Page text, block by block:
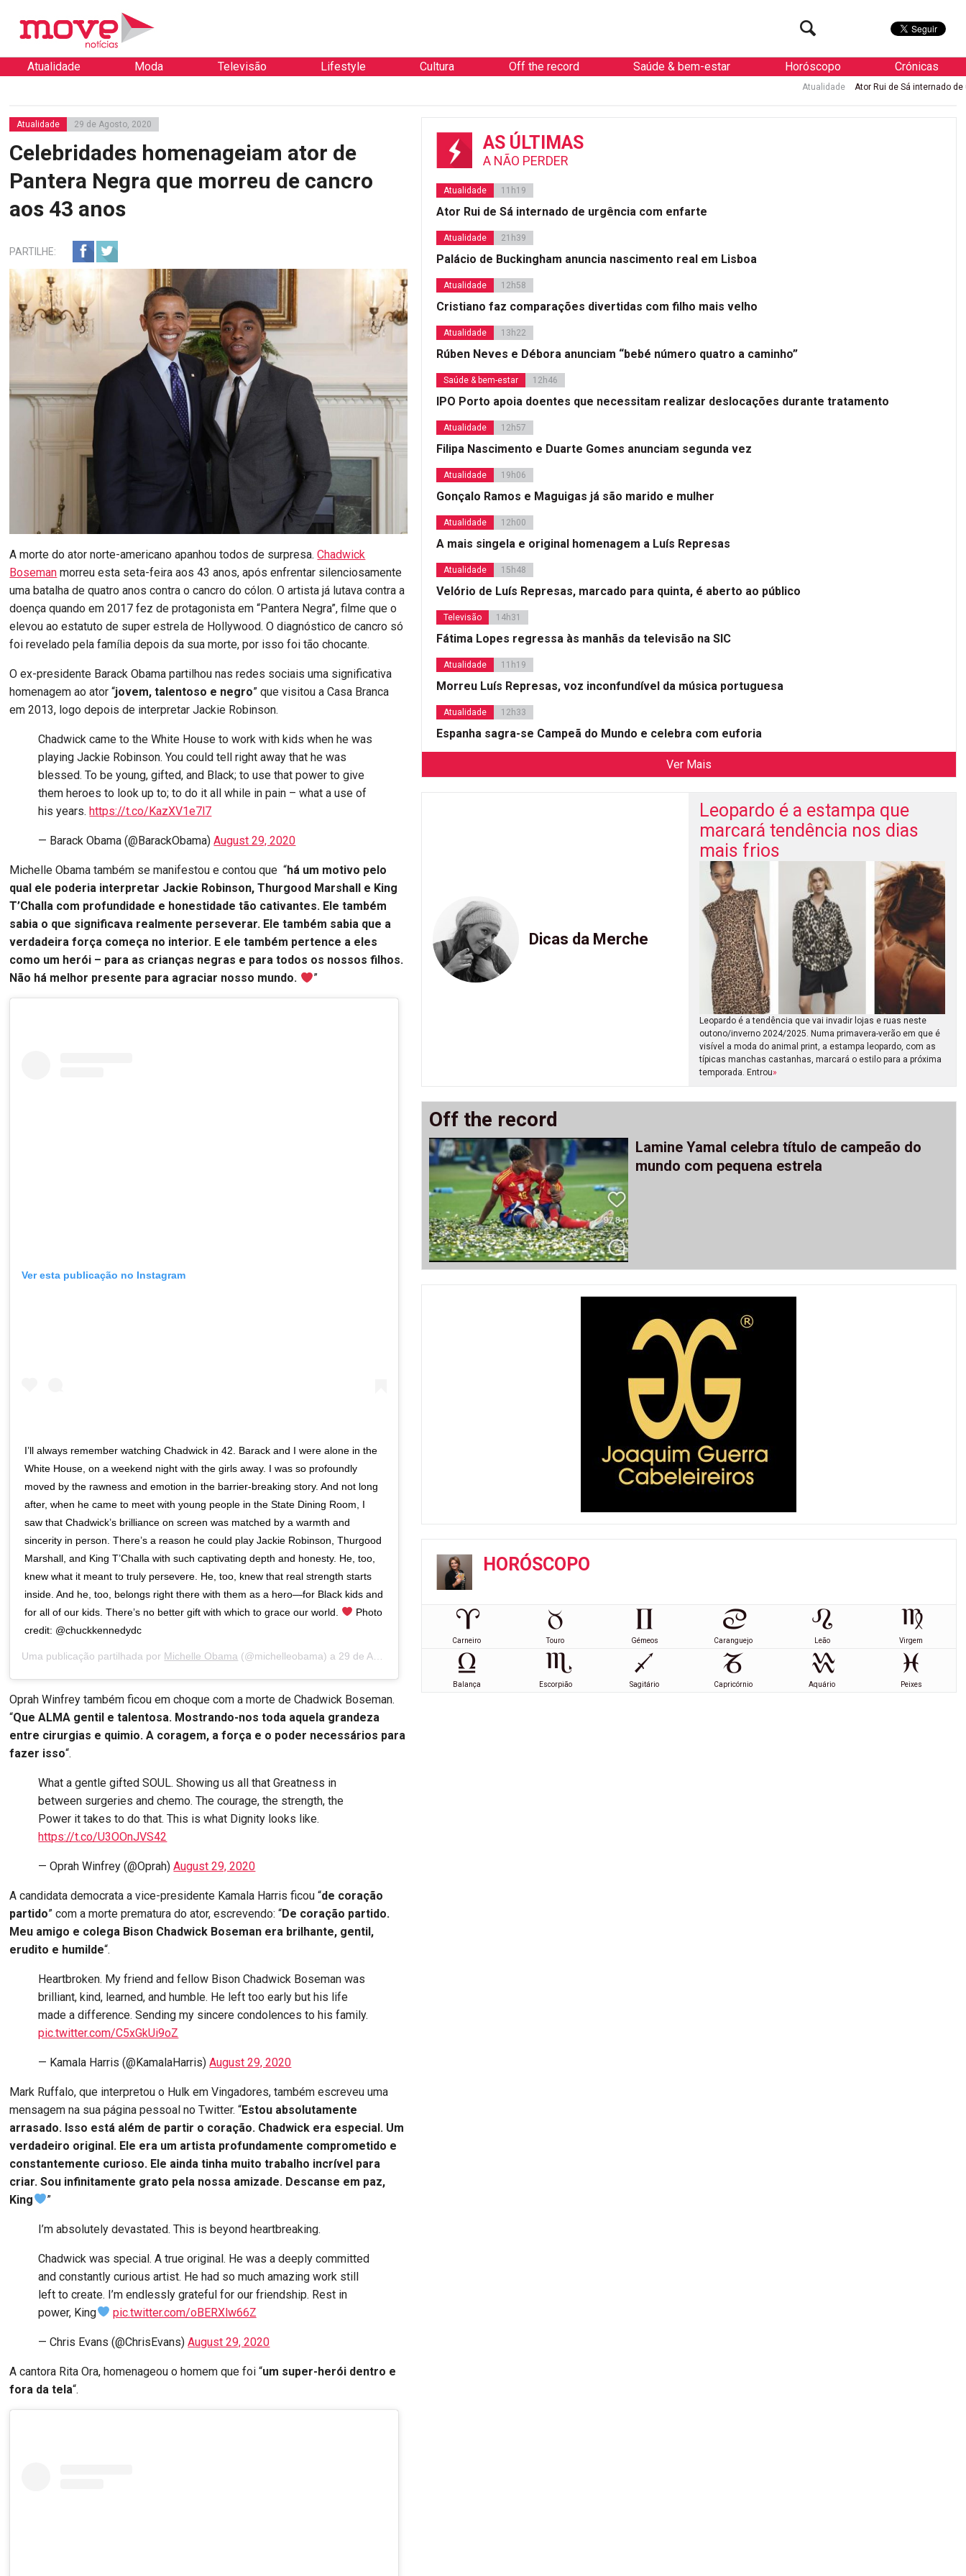
Atualidade Moda Televisão Lifestyle Cultura Off the record Saúde & bem-estar Horóscopo Crónicas
Ator Rui de Sá internado de urgência
Atualidade 29 de Agosto, 2020
Celebridades homenageiam ator de
Pantera Negra que morreu de cancro
aos 43 anos
PARTILHE:
A morte do ator norte-americano apanhou todos de surpresa.Chadwick
Boseman morreu esta seta-feira aos 43 anos, após enfrentar silenciosamente
uma batalha de quatro anos contra o cancro do cólon. O artista já lutava contra a
doença quando em 2017 fez de protagonista em “Pantera Negra”, filme que o
elevou ao estatuto de super estrela de Hollywood. O diagnóstico de cancro só
foi revelado pela família depois da sua morte, por isso foi tão chocante.
O ex-presidente Barack Obama partilhou nas redes sociais uma significativa
homenagem ao ator “jovem, talentoso e negro” que visitou a Casa Branca
em 2013, logo depois de interpretar Jackie Robinson.
Chadwick came to the White House to work with kids when he was
playing Jackie Robinson. You could tell right away that he was
blessed. To be young, gifted, and Black; to use that power to give
them heroes to look up to; to do it all while in pain – what a use of
his years.https://t.co/KazXV1e7l7
— Barack Obama (@BarackObama)August 29, 2020
Michelle Obama também se manifestou e contou que “há um motivo pelo
qual ele poderia interpretar Jackie Robinson, Thurgood Marshall e King
T’Challa com profundidade e honestidade tão cativantes. Ele também
sabia o que significava realmente perseverar. Ele também sabia que a
verdadeira força começa no interior. E ele também pertence a eles
como um herói – para as crianças negras e para todos os nossos filhos.
Não há melhor presente para agraciar nosso mundo.
”
Ver esta publicação no Instagram
I’ll always remember watching Chadwick in 42. Barack and I were alone in the
White House, on a weekend night with the girls away. I was so profoundly
moved by the rawness and emotion in the barrier-breaking story. And not long
after, when he came to meet with young people in the State Dining Room, I
saw that Chadwick’s brilliance on screen was matched by a warmth and
sincerity in person. There’s a reason he could play Jackie Robinson, Thurgood
Marshall, and King T’Challa with such captivating depth and honesty. He, too,
knew what it meant to truly persevere. He, too, knew that real strength starts
inside. And he, too, belongs right there with them as a hero—for Black kids and
for all of our kids. There’s no better gift with which to grace our world.
Photo
credit: @chuckkennedydc
Uma publicação partilhada por Michelle Obama (@michelleobama) a 29 de Ago, 2020 às 11:29 PDT
Oprah Winfrey também ficou em choque com a morte de Chadwick Boseman.
“Que ALMA gentil e talentosa. Mostrando-nos toda aquela grandeza
entre cirurgias e quimio. A coragem, a força e o poder necessários para
fazer isso“.
What a gentle gifted SOUL. Showing us all that Greatness in
between surgeries and chemo. The courage, the strength, the
Power it takes to do that. This is what Dignity looks like.
https://t.co/U3OOnJVS42
— Oprah Winfrey (@Oprah)August 29, 2020
A candidata democrata a vice-presidente Kamala Harris ficou “de coração
partido” com a morte prematura do ator, escrevendo: “De coração partido.
Meu amigo e colega Bison Chadwick Boseman era brilhante, gentil,
erudito e humilde“.
Heartbroken. My friend and fellow Bison Chadwick Boseman was
brilliant, kind, learned, and humble. He left too early but his life
made a difference. Sending my sincere condolences to his family.
pic.twitter.com/C5xGkUi9oZ
— Kamala Harris (@KamalaHarris)August 29, 2020
Mark Ruffalo, que interpretou o Hulk em Vingadores, também escreveu uma
mensagem na sua página pessoal no Twitter. “Estou absolutamente
arrasado. Isso está além de partir o coração. Chadwick era especial. Um
verdadeiro original. Ele era um artista profundamente comprometido e
constantemente curioso. Ele ainda tinha muito trabalho incrível para
criar. Sou infinitamente grato pela nossa amizade. Descanse em paz,
King
”
I’m absolutely devastated. This is beyond heartbreaking.
Chadwick was special. A true original. He was a deeply committed
and constantly curious artist. He had so much amazing work still
left to create. I’m endlessly grateful for our friendship. Rest in
power, King
pic.twitter.com/oBERXlw66Z
— Chris Evans (@ChrisEvans)August 29, 2020
A cantora Rita Ora, homenageou o homem que foi “um super-herói dentro e
fora da tela“.
AS ÚLTIMAS
A NÃO PERDER
Atualidade 11h19
Ator Rui de Sá internado de urgência com enfarte
Atualidade 21h39
Palácio de Buckingham anuncia nascimento real em Lisboa
Atualidade 12h58
Cristiano faz comparações divertidas com filho mais velho
Atualidade 13h22
Rúben Neves e Débora anunciam “bebé número quatro a caminho”
Saúde & bem-estar 12h46
IPO Porto apoia doentes que necessitam realizar deslocações durante tratamento
Atualidade 12h57
Filipa Nascimento e Duarte Gomes anunciam segunda vez
Atualidade 19h06
Gonçalo Ramos e Maguigas já são marido e mulher
Atualidade 12h00
A mais singela e original homenagem a Luís Represas
Atualidade 15h48
Velório de Luís Represas, marcado para quinta, é aberto ao público
Televisão 14h31
Fátima Lopes regressa às manhãs da televisão na SIC
Atualidade 11h19
Morreu Luís Represas, voz inconfundível da música portuguesa
Atualidade 12h33
Espanha sagra-se Campeã do Mundo e celebra com euforia
Ver Mais
Dicas da Merche
Leopardo é a estampa que
marcará tendência nos dias
mais frios
Leopardo é a tendência que vai invadir lojas e ruas neste
outono/inverno 2024/2025. Numa primavera-verão em que é
visível a moda do animal print, a estampa leopardo, com as
típicas manchas castanhas, marcará o estilo para a próxima
temporada. Entrou»
Off the record
Lamine Yamal celebra título de campeão do
mundo com pequena estrela
HORÓSCOPO
Carneiro Touro Gémeos Caranguejo Leão Virgem
Balança Escorpião Sagitário Capricórnio Aquário Peixes